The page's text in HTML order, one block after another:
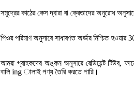
সমুদ্রের কাঠের কেস দ্বারা বা ক্রেতাদের অনুরোধ
পিওর পরিমাণ অনুসারে সাধারণত অর্ডার নিশ্চিত হওয়ার
আমরা গ্রাহকদের অঙ্কন অনুসারে রেডিয়েন্ট টিউব,
বালি ing ালাই পণ্য তৈরি করতে পারি।